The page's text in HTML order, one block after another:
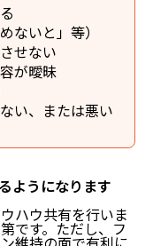
ないと」等）
せない
が曖昧
い、または悪い
ようになります
ハウ共有を行いま
です。ただし、フ